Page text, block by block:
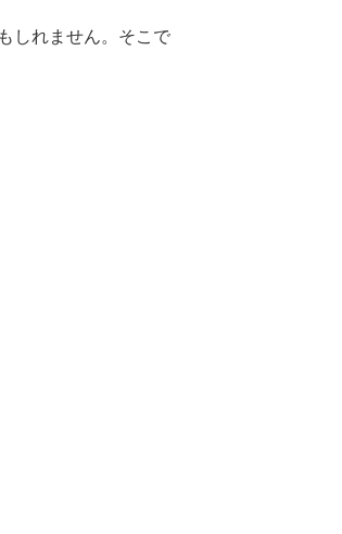
しれません。そこで